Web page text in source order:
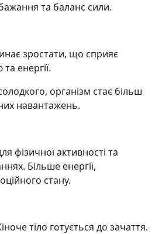
та баланс cили.
зростати, що сприяє
енергії.
організм стає більш
навантажень.
фізичної активності та
Більше енергії,
стану.
тіло готується до зачаття.